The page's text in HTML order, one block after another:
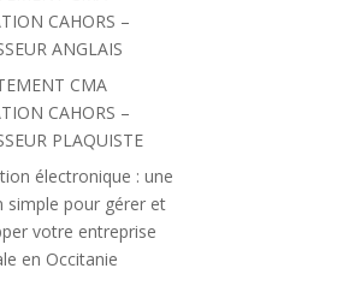
CAHORS –
ANGLAIS
CMA
CAHORS –
PLAQUISTE
électronique : une
simple pour gérer et
votre entreprise
en Occitanie